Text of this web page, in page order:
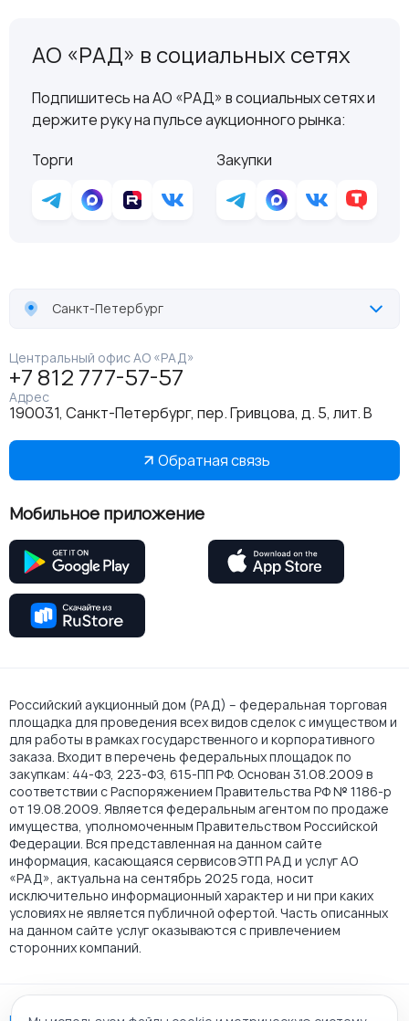
АО «РАД» в социальных сетях
Подпишитесь на АО «РАД» в социальных сетях и
держите руку на пульсе аукционного рынка:
Торги
Закупки
Санкт-Петербург
Центральный офис АО «РАД»
+7 812 777-57-57
Адрес
190031, Санкт-Петербург, пер. Гривцова, д. 5, лит. В
Обратная связь
Мобильное приложение
Российский аукционный дом (РАД) – федеральная торговая
площадка для проведения всех видов сделок с имуществом и
для работы в рамках государственного и корпоративного
заказа. Входит в перечень федеральных площадок по
закупкам: 44-ФЗ, 223-ФЗ, 615-ПП РФ. Основан 31.08.2009 в
соответствии с Распоряжением Правительства РФ № 1186-р
от 19.08.2009. Является федеральным агентом по продаже
имущества, уполномоченным Правительством Российской
Федерации. Вся представленная на данном сайте
информация, касающаяся сервисов ЭТП РАД и услуг АО
«РАД», актуальна на сентябрь 2025 года, носит
исключительно информационный характер и ни при каких
условиях не является публичной офертой. Часть описанных
на данном сайте услуг оказываются с привлечением
сторонних компаний.